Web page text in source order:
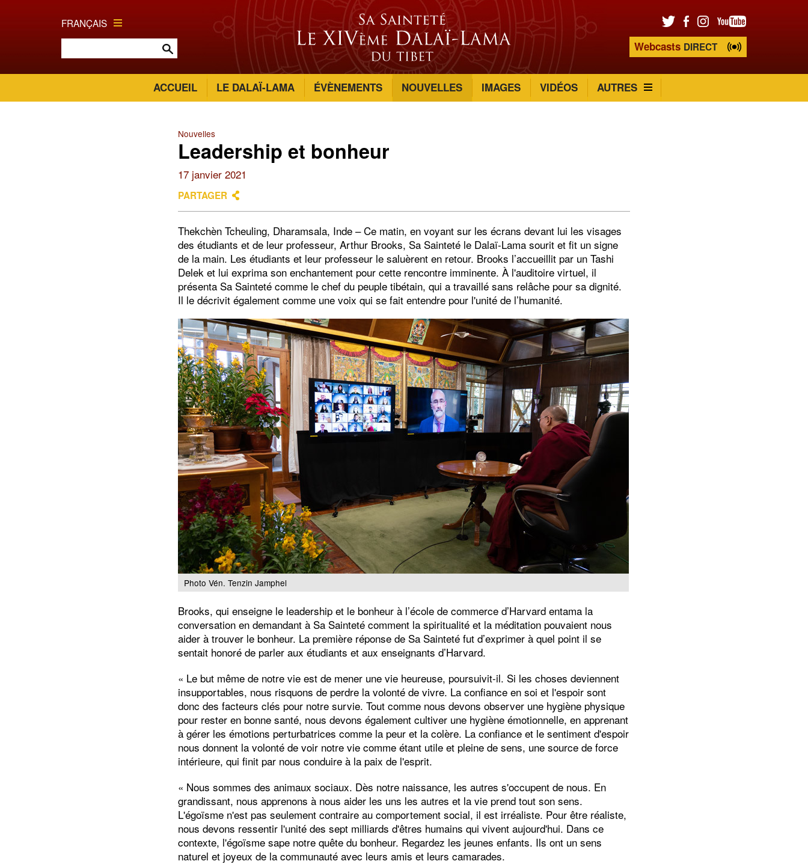
FRANÇAIS
Webcasts DIRECT
ACCUEIL LE DALAÏ-LAMA ÉVÈNEMENTS NOUVELLES IMAGES VIDÉOS AUTRES
Nouvelles
Leadership et bonheur
17 janvier 2021
PARTAGER
Thekchèn Tcheuling, Dharamsala, Inde – Ce matin, en voyant sur les écrans devant lui les visages
des étudiants et de leur professeur, Arthur Brooks, Sa Sainteté le Dalaï-Lama sourit et fit un signe
de la main. Les étudiants et leur professeur le saluèrent en retour. Brooks l’accueillit par un Tashi
Delek et lui exprima son enchantement pour cette rencontre imminente. À l'auditoire virtuel, il
présenta Sa Sainteté comme le chef du peuple tibétain, qui a travaillé sans relâche pour sa dignité.
Il le décrivit également comme une voix qui se fait entendre pour l'unité de l’humanité.
Photo Vén. Tenzin Jamphel
Brooks, qui enseigne le leadership et le bonheur à l’école de commerce d’Harvard entama la
conversation en demandant à Sa Sainteté comment la spiritualité et la méditation pouvaient nous
aider à trouver le bonheur. La première réponse de Sa Sainteté fut d’exprimer à quel point il se
sentait honoré de parler aux étudiants et aux enseignants d’Harvard.
« Le but même de notre vie est de mener une vie heureuse, poursuivit-il. Si les choses deviennent
insupportables, nous risquons de perdre la volonté de vivre. La confiance en soi et l'espoir sont
donc des facteurs clés pour notre survie. Tout comme nous devons observer une hygiène physique
pour rester en bonne santé, nous devons également cultiver une hygiène émotionnelle, en apprenant
à gérer les émotions perturbatrices comme la peur et la colère. La confiance et le sentiment d'espoir
nous donnent la volonté de voir notre vie comme étant utile et pleine de sens, une source de force
intérieure, qui finit par nous conduire à la paix de l'esprit.
« Nous sommes des animaux sociaux. Dès notre naissance, les autres s'occupent de nous. En
grandissant, nous apprenons à nous aider les uns les autres et la vie prend tout son sens.
L'égoïsme n'est pas seulement contraire au comportement social, il est irréaliste. Pour être réaliste,
nous devons ressentir l'unité des sept milliards d'êtres humains qui vivent aujourd'hui. Dans ce
contexte, l'égoïsme sape notre quête du bonheur. Regardez les jeunes enfants. Ils ont un sens
naturel et joyeux de la communauté avec leurs amis et leurs camarades.